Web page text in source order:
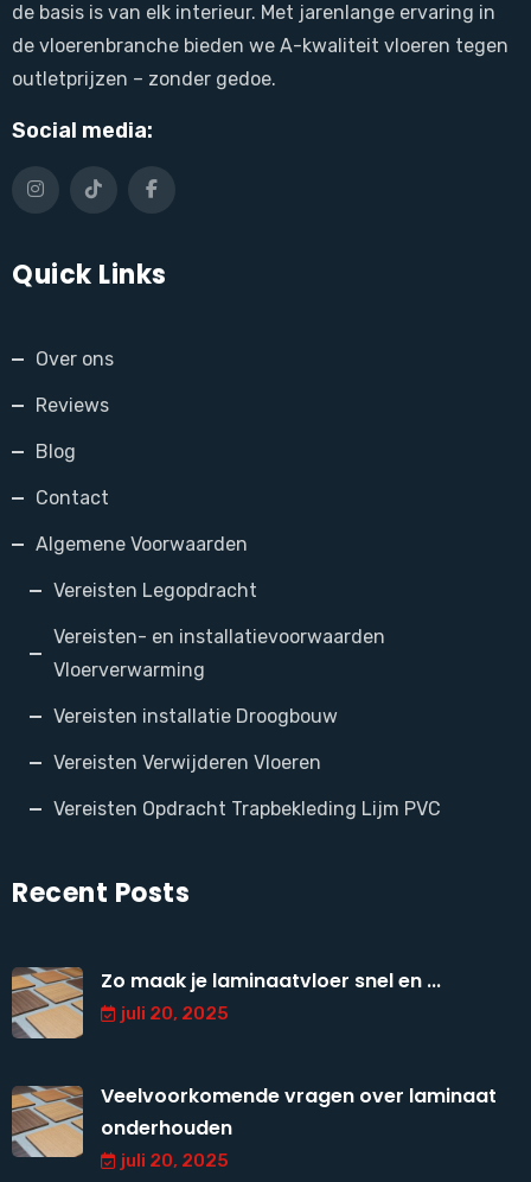
de basis is van elk interieur. Met jarenlange ervaring in
de vloerenbranche bieden we A-kwaliteit vloeren tegen
outletprijzen – zonder gedoe.
Social media:
Quick Links
Over ons
Reviews
Blog
Contact
Algemene Voorwaarden
Vereisten Legopdracht
Vereisten- en installatievoorwaarden
Vloerverwarming
Vereisten installatie Droogbouw
Vereisten Verwijderen Vloeren
Vereisten Opdracht Trapbekleding Lijm PVC
Recent Posts
Zo maak je laminaatvloer snel en ...
juli 20, 2025
Veelvoorkomende vragen over laminaat
onderhouden
juli 20, 2025